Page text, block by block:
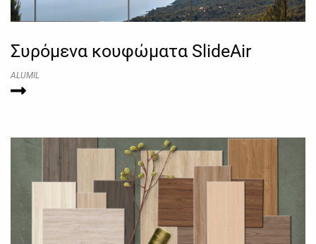
Συρόμενα κουφώματα SlideAir
ALUMIL